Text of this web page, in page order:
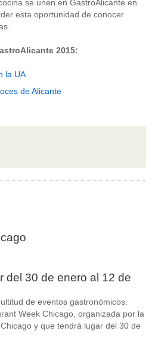
se unen en GastroAlicante en
esta oportunidad de conocer
2015:
la UA
de Alicante
del 30 de enero al 12 de
de eventos gastronómicos.
Week Chicago, organizada por la
y que tendrá lugar del 30 de